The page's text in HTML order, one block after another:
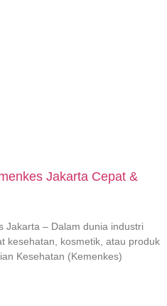
Jakarta Cepat &
Jakarta – Dalam dunia industri
kesehatan, kosmetik, atau produk
Kesehatan (Kemenkes)